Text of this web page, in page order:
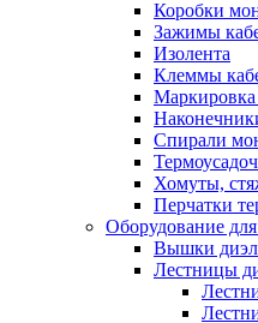
Коробки
Зажимы
Изолента
Клеммы
Маркировка
Спирали
Хомуты,
Перчатки
Оборудование
Вышки
Лестницы